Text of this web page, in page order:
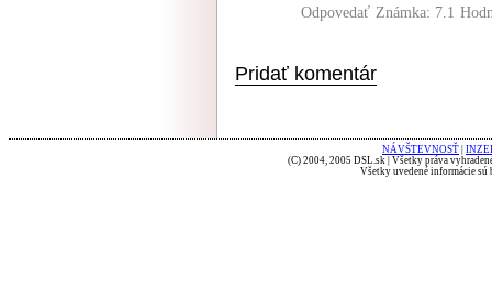
Odpovedať Známka: 7.1
Pridať komentár
NÁVŠTEVNOSŤ
(C) 2004, 2005 DSL.sk | Všetky práva
Všetky uvedené informácie sú